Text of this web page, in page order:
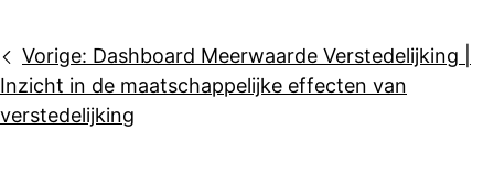
Bericht
navigatie
Vorige: Dashboard Meerwaarde Verstedelijking |
Inzicht in de maatschappelijke effecten van
verstedelijking